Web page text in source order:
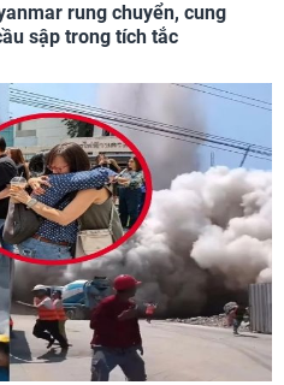
rung chuyển, cung
sập trong tích tắc